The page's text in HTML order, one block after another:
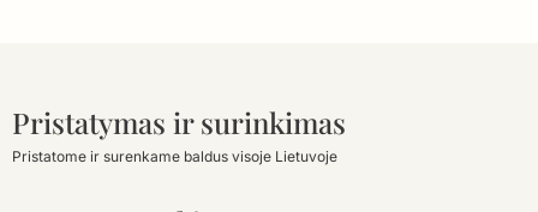
Pristatymas ir surinkimas
Pristatome ir surenkame baldus visoje Lietuvoje